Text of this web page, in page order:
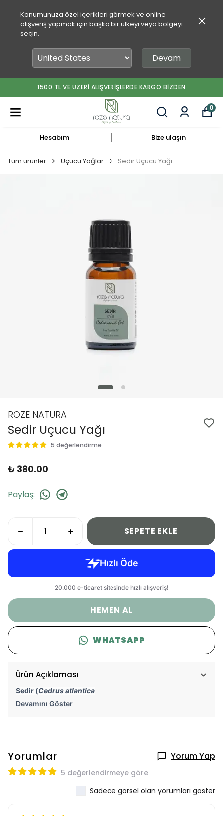
Konumunuza özel içerikleri görmek ve online
alışveriş yapmak için başka bir ülkeyi veya bölgeyi
seçin.
Devam
1500 TL VE ÜZERİ ALIŞVERİŞLERDE KARGO BİZDEN
0
Hesabım Bize ulaşın
Tüm ürünler Uçucu Yağlar Sedir Uçucu Yağı
ROZE NATURA
Sedir Uçucu Yağı
5 değerlendirme
₺ 380.00
Paylaş:
SEPETE EKLE
HEMEN AL
WHATSAPP
Ürün Açıklaması
Sedir (Cedrus atlantica
Devamını Göster
Yorumlar Yorum Yap
5 değerlendirmeye göre
Sadece görsel olan yorumları göster